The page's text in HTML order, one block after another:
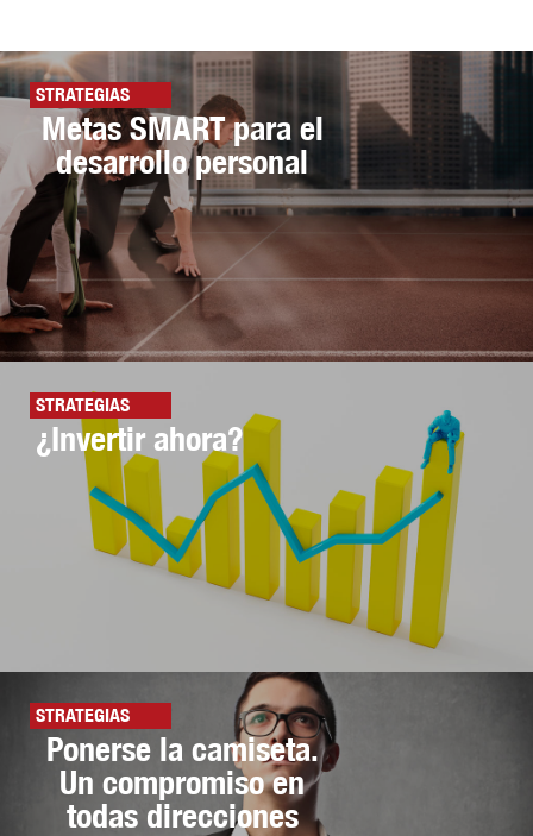
STRATEGIAS
Metas SMART para el
desarrollo personal
STRATEGIAS
¿Invertir ahora?
STRATEGIAS
Ponerse la camiseta.
Un compromiso en
todas direcciones